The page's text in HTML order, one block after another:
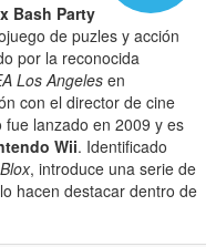
Bash Party
de puzles y acción
por la reconocida
Los Angelesen
con el director de cine
fue lanzado en 2009 y es
Wii. Identificado
, introduce una serie de
hacen destacar dentro de